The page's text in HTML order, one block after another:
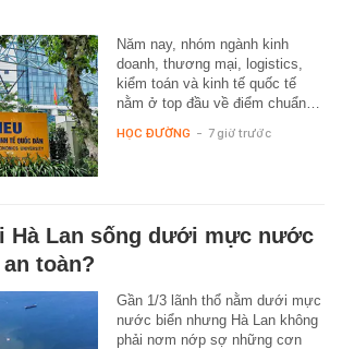
Năm nay, nhóm ngành kinh
doanh, thương mại, logistics,
kiểm toán và kinh tế quốc tế
nằm ở top đầu về điểm chuẩn…
HỌC ĐƯỜNG - 7 giờ trước
Hà Lan sống dưới mực nước
toàn?
Gần 1/3 lãnh thổ nằm dưới mực
nước biển nhưng Hà Lan không
phải nơm nớp sợ những cơn